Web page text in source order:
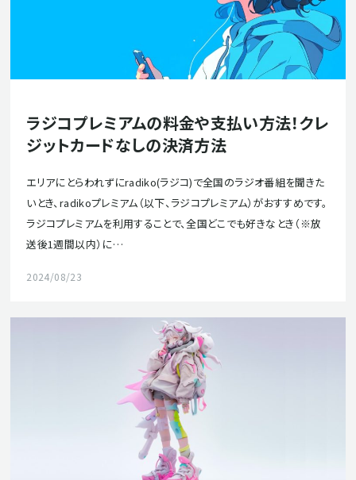
ラジコプレミアムの料金や支払い方法！クレ
ジットカードなしの決済方法
エリアにとらわれずにradiko(ラジコ)で全国のラジオ番組を聞きた
いとき、radikoプレミアム（以下、ラジコプレミアム）がおすすめです。
ラジコプレミアムを利用することで、全国どこでも好きなとき（※放
送後1週間以内）に…
2024/08/23